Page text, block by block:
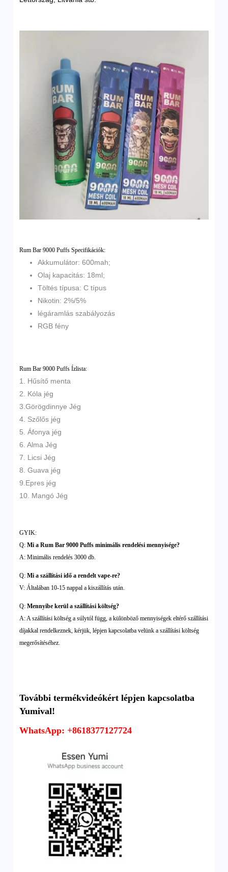
Rum Bar 9000 Puffs Specifikációk:
Akkumulátor: 600mah;
Olaj kapacitás: 18ml;
Töltés típusa: C típus
Nikotin: 2%/5%
légáramlás szabályozás
RGB fény
Rum Bar 9000 Puffs Ízlista:
1. Hűsítő menta
2. Kóla jég
3.Görögdinnye Jég
4. Szőlős jég
5. Áfonya jég
6. Alma Jég
7. Licsi Jég
8. Guava jég
9.Epres jég
10. Mangó Jég
GYIK:
Q:Mi a Rum Bar 9000 Puffs minimális rendelési mennyisége?
A: Minimális rendelés 3000 db.
Q:Mi a szállítási idő a rendelt vape-re?
V: Általában 10-15 nappal a kiszállítás után.
Q:Mennyibe kerül a szállítási költség?
A: A szállítási költség a súlytól függ, a különböző mennyiségek eltérő szállítási
díjakkal rendelkeznek, kérjük, lépjen kapcsolatba velünk a szállítási költség
megerősítéséhez.
További termékvideókért lépjen kapcsolatba
Yumival!
WhatsApp: +8618377127724